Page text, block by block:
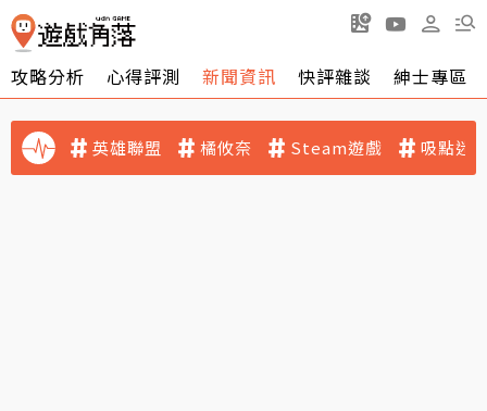
攻略分析 心得評測 新聞資訊 快評雜談 紳士專區
英雄聯盟 橘攸奈 Steam遊戲 吸點迷